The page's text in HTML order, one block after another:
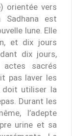
orientée vers
Sadhana est
lune. Elle
et dix jours
dix jours,
sacrés
pas laver les
doit utiliser la
Durant les
l’adepte
urine et sa